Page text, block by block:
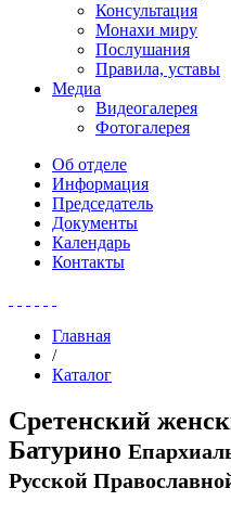
Консультация
Монахи миру
Послушания
Правила, уставы
Медиа
Видеогалерея
Фотогалерея
Об отделе
Информация
Председатель
Документы
Календарь
Контакты
Главная
/
Каталог
Сретенский
Батурино
Русской